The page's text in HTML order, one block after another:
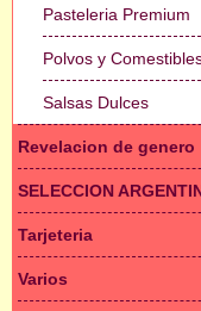
Pasteleria Premium
Polvos y
Salsas Dulces
Revelacion de genero
SELECCION
Tarjeteria
Varios